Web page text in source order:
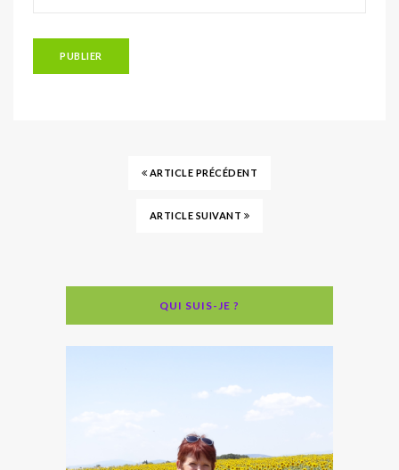
ARTICLE PRÉCÉDENT
ARTICLE SUIVANT
QUI SUIS-JE ?